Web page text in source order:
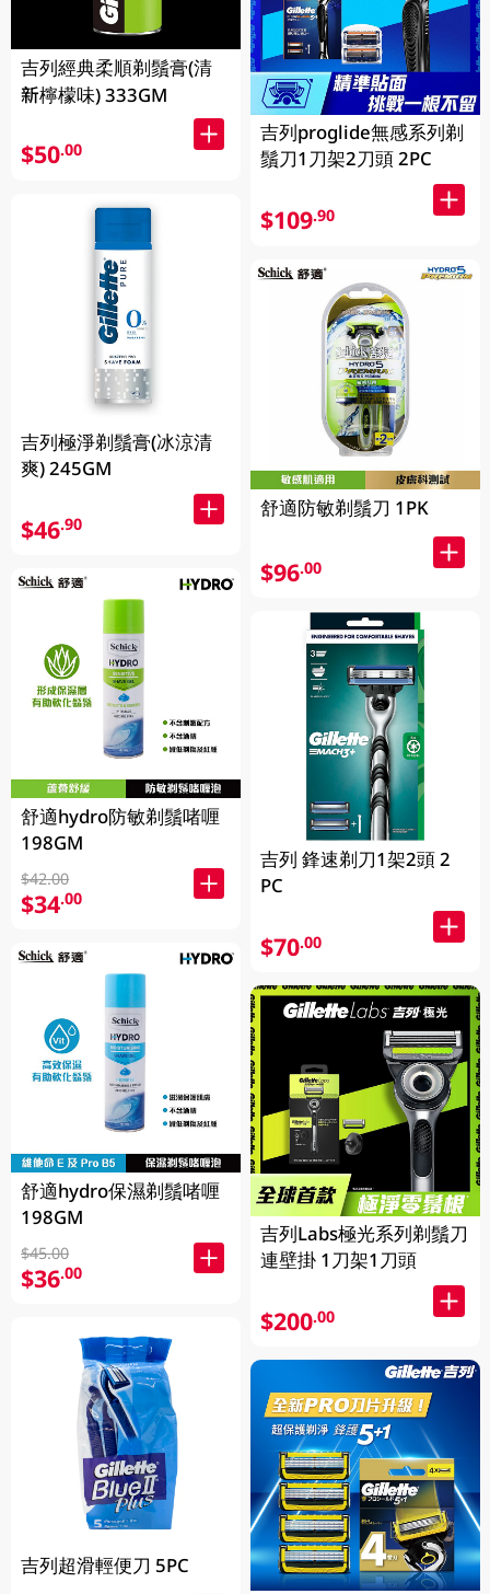
吉列經典柔順剃鬚膏(清
新檸檬味) 333GM
$50.00
吉列極淨剃鬚膏(冰涼清
爽) 245GM
$46.90
舒適hydro防敏剃鬚啫喱
198GM
$42.00
$34.00
舒適hydro保濕剃鬚啫喱
198GM
$45.00
$36.00
吉列超滑輕便刀 5PC
吉列proglide無感系列剃
鬚刀1刀架2刀頭 2PC
$109.90
舒適防敏剃鬚刀 1PK
$96.00
吉列 鋒速剃刀1架2頭 2
PC
$70.00
吉列Labs極光系列剃鬚刀
連壁掛 1刀架1刀頭
$200.00